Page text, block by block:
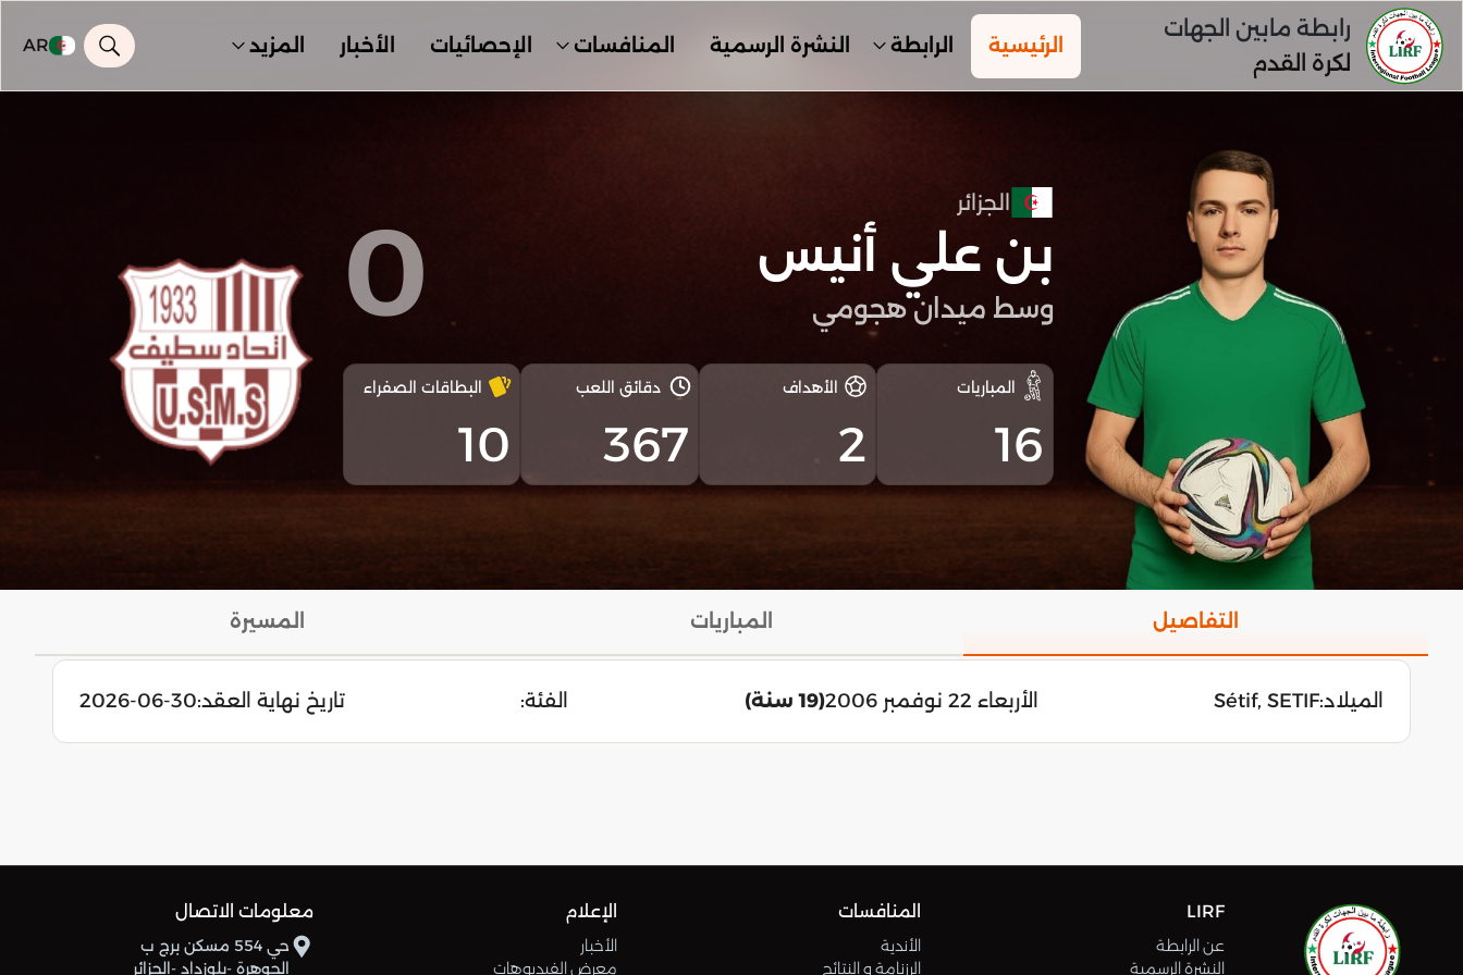
رابطة مابين الجهات
لكرة القدم
الرئيسية الرابطة النشرة الرسمية المنافسات الإحصائيات الأخبار المزيد AR
الجزائر
بن علي أنيس
وسط ميدان هجومي
المباريات
16
الأهداف
2
دقائق اللعب
367
البطاقات الصفراء
10
0
التفاصيل المباريات المسيرة
الميلاد:Sétif, SETIF الأربعاء 22 نوفمبر 2006 (19 سنة) الفئة: تاريخ نهاية العقد:2026-06-30
LIRF
عن الرابطة
النشرة الرسمية
المنافسات
الأندية
الرزنامة و النتائج
الإعلام
الأخبار
معرض الفيديوهات
معلومات الاتصال
حي 554 مسكن برج ب
الجوهرة -بلوزداد -الجزائر